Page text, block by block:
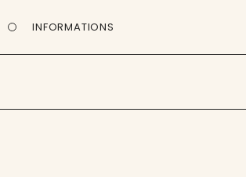
INFORMATIONS